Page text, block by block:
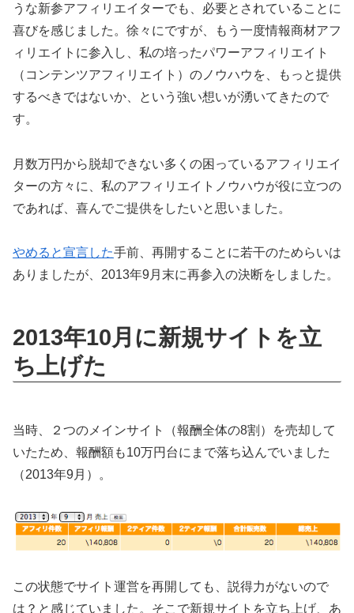
うな新参アフィリエイターでも、必要とされていることに
喜びを感じました。徐々にですが、もう一度情報商材アフ
ィリエイトに参入し、私の培ったパワーアフィリエイト
（コンテンツアフィリエイト）のノウハウを、もっと提供
するべきではないか、という強い想いが湧いてきたので
す。
月数万円から脱却できない多くの困っているアフィリエイ
ターの方々に、私のアフィリエイトノウハウが役に立つの
であれば、喜んでご提供をしたいと思いました。
やめると宣言した手前、再開することに若干のためらいは
ありましたが、2013年9月末に再参入の決断をしました。
2013年10月に新規サイトを立
ち上げた
当時、２つのメインサイト（報酬全体の8割）を売却して
いたため、報酬額も10万円台にまで落ち込んでいました
（2013年9月）。
この状態でサイト運営を再開しても、説得力がないので
は？と感じていました。そこで新規サイトを立ち上げ、あ